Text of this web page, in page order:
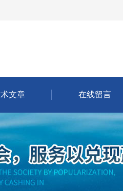
文章 在线留言